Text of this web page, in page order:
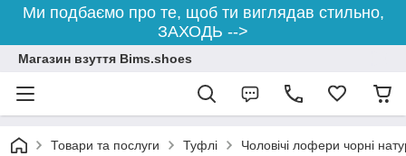
Ми подбаємо про те, щоб ти виглядав стильно,
ЗАХОДЬ -->
Магазин взуття Bims.shoes
Товари та послуги Туфлі Чоловічі лофери чорні